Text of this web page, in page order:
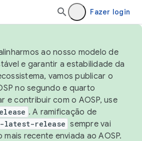
Fazer login
ao nosso modelo de
e garantir a estabilidade da
vamos publicar o
no segundo e quarto
e contribuir com o AOSP, use
. A ramificação de
latest-release sempre vai
recente enviada ao AOSP.